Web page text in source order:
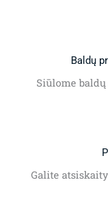
Baldų
Siūlome
Galite